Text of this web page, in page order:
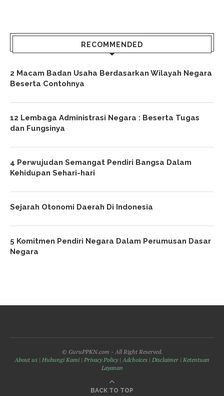
RECOMMENDED
2 Macam Badan Usaha Berdasarkan Wilayah Negara
Beserta Contohnya
12 Lembaga Administrasi Negara : Beserta Tugas
dan Fungsinya
4 Perwujudan Semangat Pendiri Bangsa Dalam
Kehidupan Sehari-hari
Sejarah Otonomi Daerah Di Indonesia
5 Komitmen Pendiri Negara Dalam Perumusan Dasar
Negara
© GuruPPKN.com - All Right Reserved.
About us | Hubungi Kami | Privacy Policy|Adchoices | Disclaimer | Ketentuan
Layanan
BACK TO TOP